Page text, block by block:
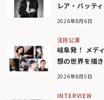
レア・バッテ
2026年8月6日
注目公演
岐阜発！ メデ
想の世界を描
2026年8月5日
INTERVIEW